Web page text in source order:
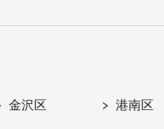
金沢区 港南区